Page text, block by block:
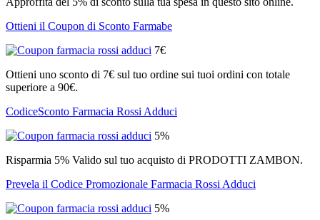
Ottieni il Coupon di Sconto Farmabe
7€
Ottieni uno sconto di 7€ sul tuo ordine sui tuoi ordini con totale
superiore a 90€.
CodiceSconto Farmacia Rossi Adduci
5%
Risparmia 5% Valido sul tuo acquisto di PRODOTTI ZAMBON.
Prevela il Codice Promozionale Farmacia Rossi Adduci
5%